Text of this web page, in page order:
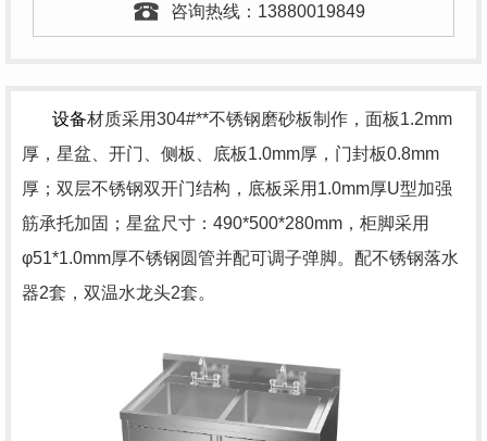
咨询热线： 13880019849
设备材质采用304#**不锈钢磨砂板制作，面板1.2mm
厚，星盆、开门、侧板、底板1.0mm厚，门封板0.8mm
厚；双层不锈钢双开门结构，底板采用1.0mm厚U型加强
筋承托加固；星盆尺寸：490*500*280mm，柜脚采用
φ51*1.0mm厚不锈钢圆管并配可调子弹脚。配不锈钢落水
器2套，双温水龙头2套。